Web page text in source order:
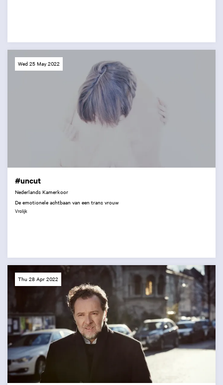
#uncut
Nederlands Kamerkoor
De emotionele achtbaan van een trans vrouw
Vrolijk
Wed 25 May 2022
Thu 28 Apr 2022